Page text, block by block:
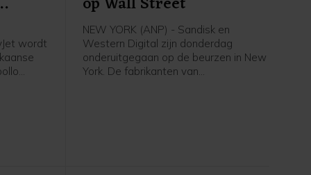
wordt
NEW YORK (ANP) - Sandisk en
Western Digital zijn donderdag
onderuitgegaan op de beurzen in New
York. De fabrikanten van